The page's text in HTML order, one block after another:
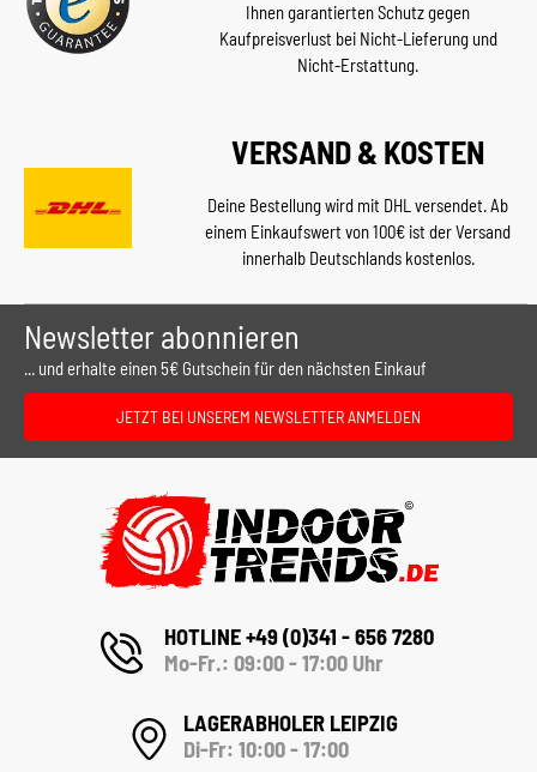
Ihnen garantierten Schutz gegen
Kaufpreisverlust bei Nicht-Lieferung und
Nicht-Erstattung.
VERSAND & KOSTEN
Deine Bestellung wird mit DHL versendet. Ab
einem Einkaufswert von 100€ ist der Versand
innerhalb Deutschlands kostenlos.
Newsletter abonnieren
... und erhalte einen 5€ Gutschein für den nächsten Einkauf
JETZT BEI UNSEREM NEWSLETTER ANMELDEN
HOTLINE +49 (0)341 - 656 7280
Mo-Fr.: 09:00 - 17:00 Uhr
LAGERABHOLER LEIPZIG
Di-Fr: 10:00 - 17:00